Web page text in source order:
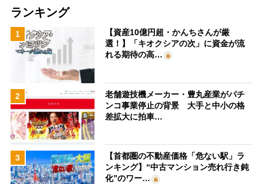
ランキング
1
【資産10億円超・かんちさんが厳
選！】「キオクシアの次」に資金が流
れる期待の高…
2
老舗遊技機メーカー・豊丸産業がパチ
ンコ事業停止の背景 大手と中小の格
差拡大に拍車…
3
【首都圏の不動産価格「危ない駅」ラ
ンキング】“中古マンション売れ行き鈍
化”のワー…